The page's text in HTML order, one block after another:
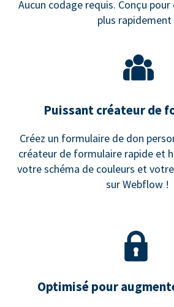
Aucun codage requis. Conçu
plus rapidement
Puissant créateur de
Créez un formulaire de don
créateur de formulaire rapide et
votre schéma de couleurs et
sur Webflow !
Optimisé pour